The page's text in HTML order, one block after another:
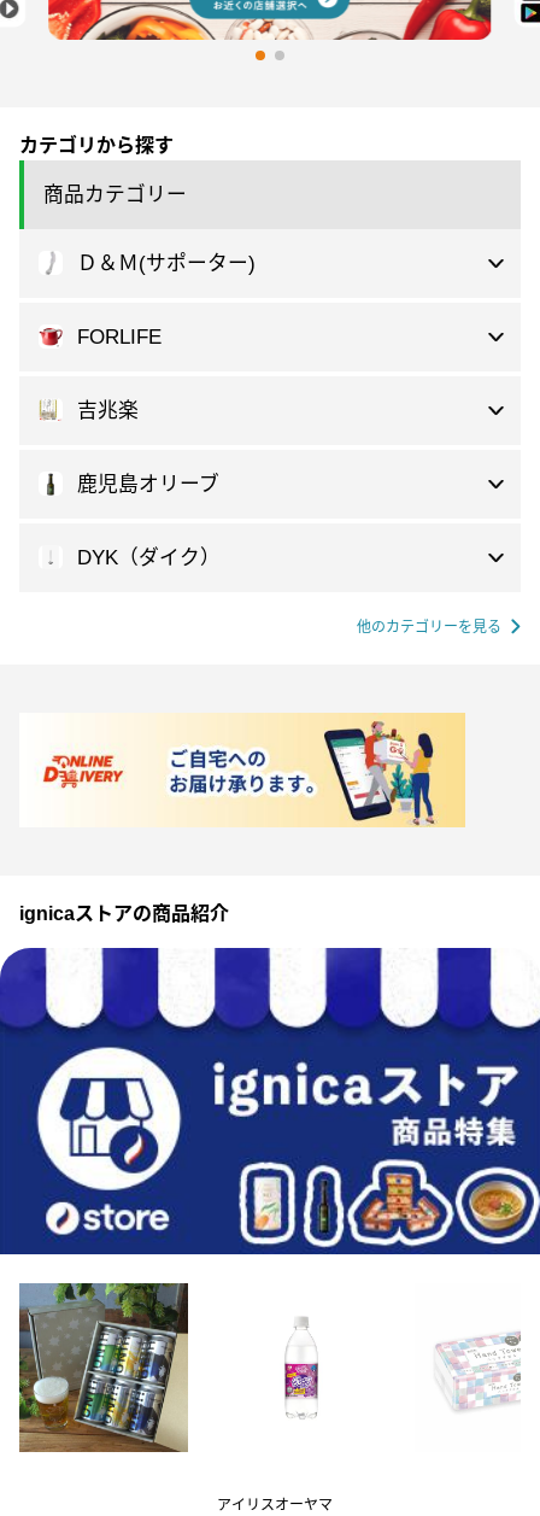
カテゴリから探す
商品カテゴリー
Ｄ＆Ｍ(サポーター)
FORLIFE
吉兆楽
鹿児島オリーブ
DYK（ダイク）
他のカテゴリーを見る
ignicaストアの商品紹介
アイリスオーヤマ